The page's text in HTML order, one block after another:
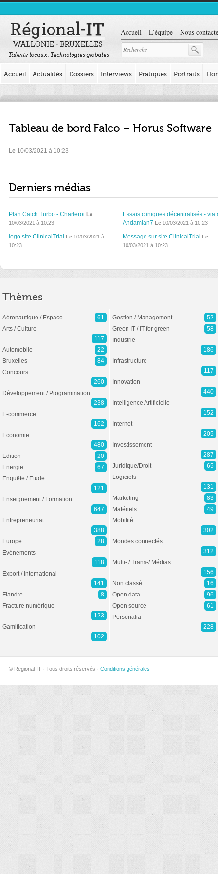
Accueil L’équipe Nous
Accueil Actualités Dossiers Interviews Pratiques Portraits
Tableau de bord Falco – Horus Software
Le 10/03/2021 à 10:23
Derniers médias
Plan Catch Turbo - Charleroi Le
10/03/2021 à 10:23
Essais cliniques décentralisés - via
Andamlan7 Le10/03/2021 à 10:23
logo site ClinicalTrial Le 10/03/2021 à
10:23
Message sur site ClinicalTrial Le
10/03/2021 à 10:23
Thèmes
Aéronautique / Espace
61
Arts / Culture
117
Automobile
22
Bruxelles
84
Concours
260
Développement / Programmation
238
E-commerce
162
Economie
480
Edition
20
Energie
67
Enquête / Etude
121
Enseignement / Formation
647
Entrepreneuriat
388
Europe
28
Evénements
118
Export / International
141
Flandre
8
Fracture numérique
123
Gamification
102
Gestion / Management
52
Green IT / IT for green
58
Industrie
186
Infrastructure
117
Innovation
440
Intelligence Artificielle
152
Internet
205
Investissement
287
Juridique/Droit
65
Logiciels
131
Marketing
83
Matériels
49
Mobilité
302
Mondes connectés
312
Multi- / Trans-/ Médias
156
Non classé
16
Open data
96
Open source
61
Personalia
228
© Regional-IT · Tous droits réservés · Conditions générales